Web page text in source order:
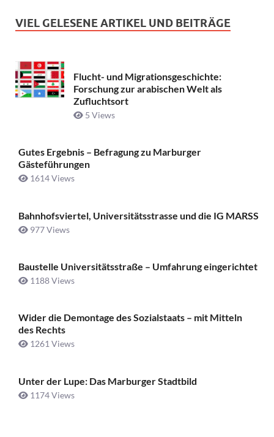
VIEL GELESENE ARTIKEL UND BEITRÄGE
Flucht- und Migrationsgeschichte:
Forschung zur arabischen Welt als
Zufluchtsort
5 Views
Gutes Ergebnis – Befragung zu Marburger
Gästeführungen
1614 Views
Bahnhofsviertel, Universitätsstrasse und die IG MARSS
977 Views
Baustelle Universitätsstraße ­– Umfahrung eingerichtet
1188 Views
Wider die Demontage des Sozialstaats – mit Mitteln
des Rechts
1261 Views
Unter der Lupe: Das Marburger Stadtbild
1174 Views